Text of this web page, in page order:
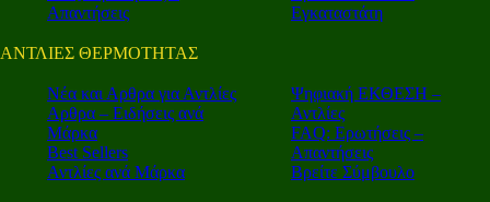
Απαντήσεις
Εγκαταστάτη
ΑΝΤΛΙΕΣ ΘΕΡΜΟΤΗΤΑΣ
Nέα και Αρθρα για Αντλίες
Αρθρα – Ειδήσεις ανά
Μάρκα
Best Sellers
Αντλίες ανά Μάρκα
Ψηφιακή ΕΚΘΕΣΗ –
Αντλίες
FAQ: Ερωτήσεις –
Απαντήσεις
Βρείτε Σύμβουλο